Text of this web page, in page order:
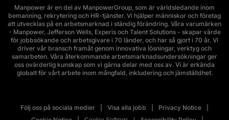
Manpower är en del av ManpowerGroup, som är världsledande inom
bemanning, rekrytering och HR-tjänster. Vi hjälper människor och företag
att utvecklas på en arbetsmarknad i ständig förändring. Våra varumärken
- Manpower, Jefferson Wells, Experis och Talent Solutions - skapar värde
för jobbsökande och arbetsgivare i 70 länder, och har så gjort i 70 år. Vi
driver vår bransch framåt genom innovativa lösningar, verktyg och
samarbeten. Våra återkommande arbetsmarknadsundersökningar ger
oss ovärderlig kunskap som vi gärna delar med oss av. Vi är erkända
globalt för vårt arbete inom mångfald, inkludering och jämställdhet.
Följ oss på sociala medier Visa alla jobb
Privacy Notice